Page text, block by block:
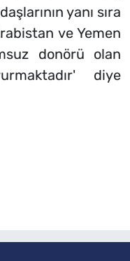
yanı sıra
ve Yemen
donörü olan
diye